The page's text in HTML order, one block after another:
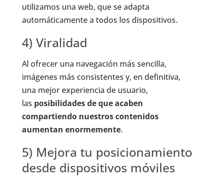
utilizamos una web, que se adapta
automáticamente a todos los dispositivos.
4) Viralidad
Al ofrecer una navegación más sencilla,
imágenes más consistentes y, en definitiva,
una mejor experiencia de usuario,
las posibilidades de que acaben
compartiendo nuestros contenidos
aumentan enormemente.
5) Mejora tu posicionamiento
desde dispositivos móviles